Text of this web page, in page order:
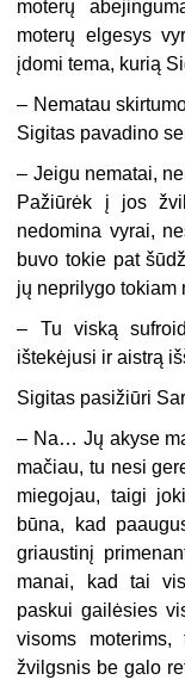
moterų
moterų elgesys
įdomi tema, kurią
– Nematau
Sigitas pavadino
– Jeigu nematai,
Pažiūrėk į jos
nedomina vyrai,
buvo tokie pat
jų neprilygo tokiam
– Tu viską
ištekėjusi ir aistrą
Sigitas pasižiūri
– Na… Jų akyse
mačiau, tu nesi
miegojau, taigi
būna, kad
griaustinį
manai, kad tai
paskui gailėsies
visoms
žvilgsnis be galo